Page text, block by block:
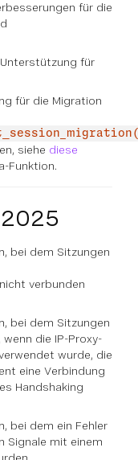
für die
für
für die Migration
siehe diese
Funktion.
bei dem Sitzungen
verbunden
bei dem Sitzungen
die IP-Proxy-
wurde, die
eine Verbindung
Handshaking
bei dem ein Fehler
Signale mit einem